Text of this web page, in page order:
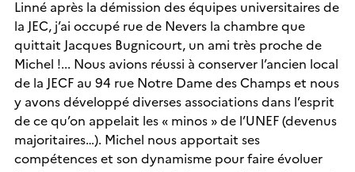
Linné après la démission des équipes universitaires de
la JEC, j’ai occupé rue de Nevers la chambre que
quittait Jacques Bugnicourt, un ami très proche de
Michel !... Nous avions réussi à conserver l’ancien local
de la JECF au 94 rue Notre Dame des Champs et nous
y avons développé diverses associations dans l’esprit
de ce qu’on appelait les « minos » de l’UNEF (devenus
majoritaires…). Michel nous apportait ses
compétences et son dynamisme pour faire évoluer